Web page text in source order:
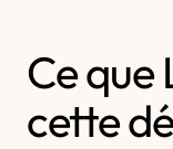
Ce que
cette